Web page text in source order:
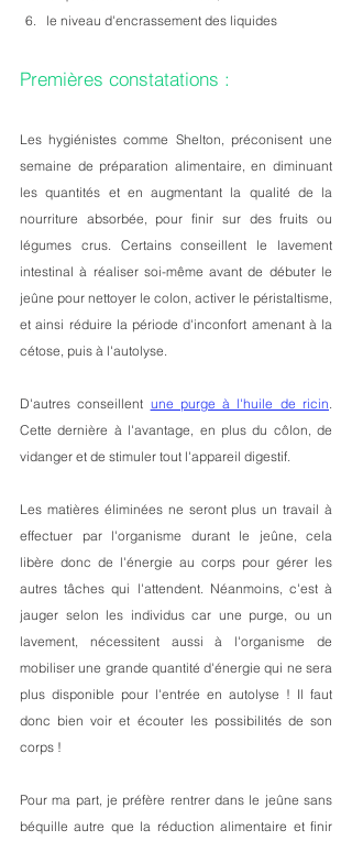
le niveau d'encrassement des liquides
Premières constatations :
Les hygiénistes comme Shelton, préconisent une
semaine de préparation alimentaire, en diminuant
les quantités et en augmentant la qualité de la
nourriture absorbée, pour finir sur des fruits ou
légumes crus. Certains conseillent le lavement
intestinal à réaliser soi-même avant de débuter le
jeûne pour nettoyer le colon, activer le péristaltisme,
et ainsi réduire la période d'inconfort amenant à la
cétose, puis à l'autolyse.
D'autres conseillent une purge à l'huile de ricin.
Cette dernière à l'avantage, en plus du côlon, de
vidanger et de stimuler tout l'appareil digestif.
Les matières éliminées ne seront plus un travail à
effectuer par l'organisme durant le jeûne, cela
libère donc de l'énergie au corps pour gérer les
autres tâches qui l'attendent. Néanmoins, c'est à
jauger selon les individus car une purge, ou un
lavement, nécessitent aussi à l'organisme de
mobiliser une grande quantité d'énergie qui ne sera
plus disponible pour l'entrée en autolyse ! Il faut
donc bien voir et écouter les possibilités de son
corps !
Pour ma part, je préfère rentrer dans le jeûne sans
béquille autre que la réduction alimentaire et finir